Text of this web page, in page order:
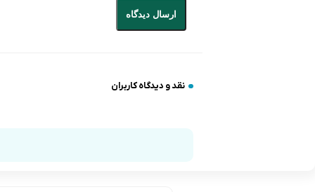
ارسال دیدگاه
نقد و دیدگاه کاربران